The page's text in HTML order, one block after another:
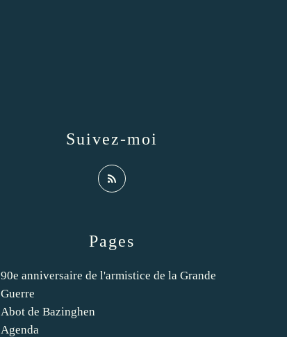
Pages
90e anniversaire de l'armistice de la Grande
Guerre
Abot de Bazinghen
Agenda
Suivez-moi